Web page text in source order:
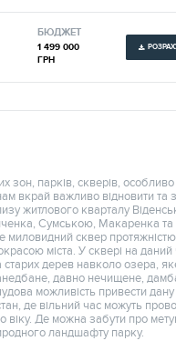
БЮДЖЕТ
1 499 000
ГРН
зон, парків, скверів,
вкрай важливо відновити та
житлового кварталу
Сумською, Макаренка та
миловидний сквер
міста. У сквері на даний
старих дерев навколо озера,
давно нечищене,
можливість привести
де вільний час можуть
віку. Де можна забути про
ландшафту парку.